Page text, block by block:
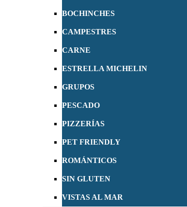
BOCHINCHES
CAMPESTRES
CARNE
ESTRELLA MICHELIN
GRUPOS
PESCADO
PIZZERÍAS
PET FRIENDLY
ROMÁNTICOS
SIN GLUTEN
VISTAS AL MAR